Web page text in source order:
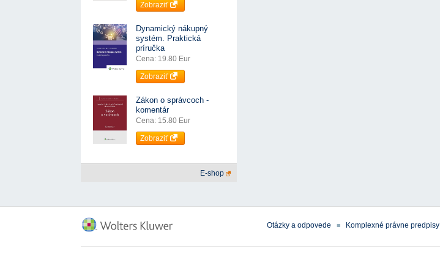
Zobraziť
Dynamický nákupný
systém. Praktická
príručka
Cena: 19.80 Eur
Zobraziť
Zákon o správcoch -
komentár
Cena: 15.80 Eur
Zobraziť
E-shop
Otázky a odpovede Komplexné právne predpisy